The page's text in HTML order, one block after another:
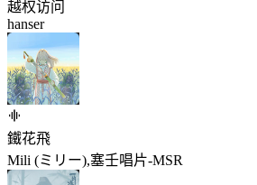
越权访问
hanser
鐵花飛
Mili (ミリー),塞壬唱片-MSR